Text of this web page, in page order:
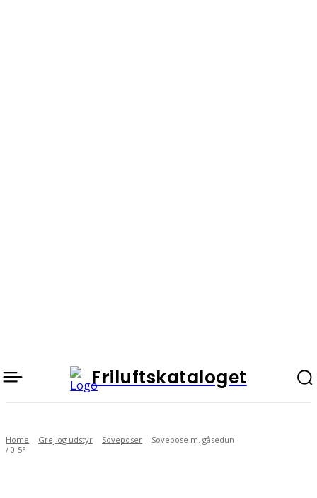
Friluftskataloget
Home Grej og udstyr Soveposer
Sovepose m. gåsedun
/ 0-5°